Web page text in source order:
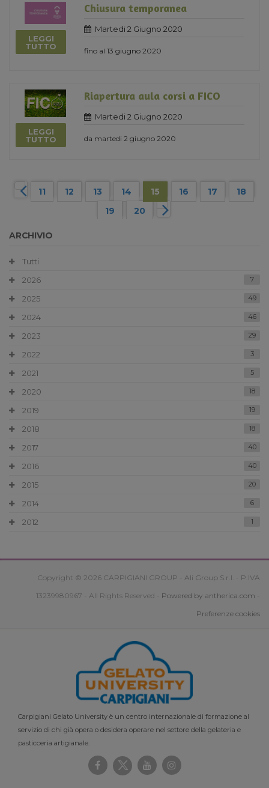
LEGGI
TUTTO
Chiusura temporanea
Martedi 2 Giugno 2020
fino al 13 giugno 2020
LEGGI
TUTTO
Riapertura aula corsi a FICO
Martedi 2 Giugno 2020
da martedi 2 giugno 2020
11 12 13 14 15 16 17
18
19
20
ARCHIVIO
Tutti
2026
7
2025 49
2024 46
2023 29
2022 3
2021 5
2020 18
2019 19
2018 18
2017 40
2016 40
2015 20
2014 6
2012 1
Copyright © 2026 CARPIGIANI GROUP - Ali Group S.r.l. - P.IVA
13239980967 - All Rights Reserved - Powered by antherica.com -
Preferenze cookies
Carpigiani Gelato University è un centro internazionale di formazione al
servizio di chi già opera o desidera operare nel settore della gelateria e
pasticceria artigianale.